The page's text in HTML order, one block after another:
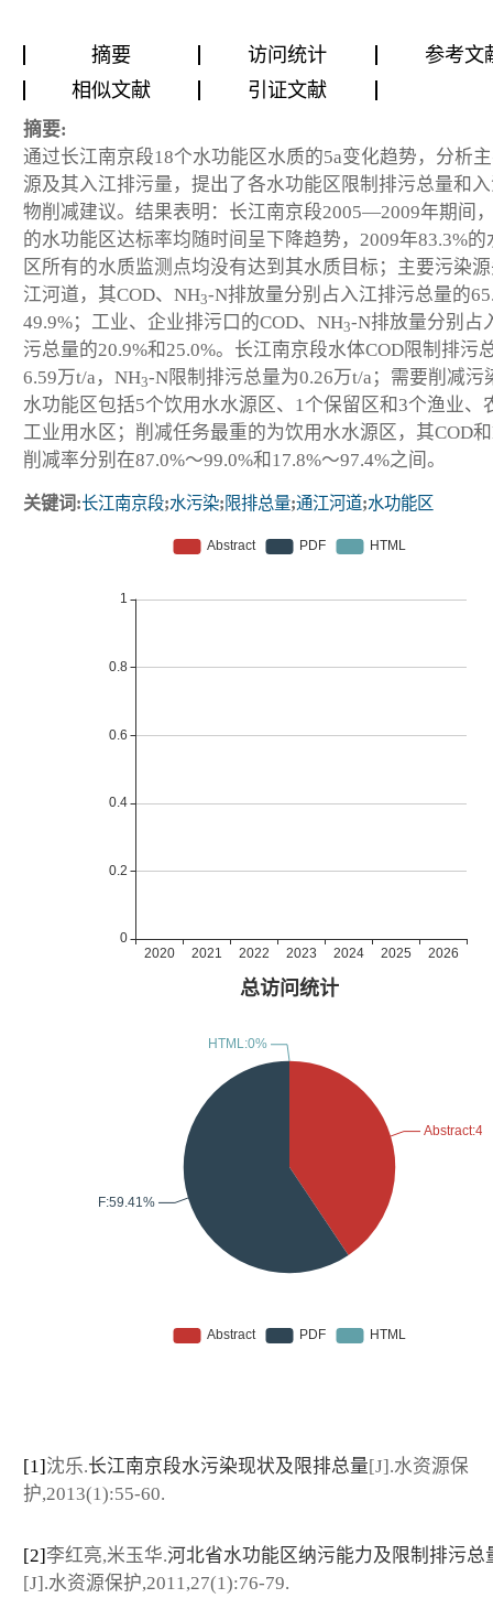
摘要 访问统计
参考文
相似文献
引证文献
摘要:
通过长江南京段18个水功能区水质的5a变化趋势，分析
源及其入江排污量，提出了各水功能区限制排污总量和
物削减建议。结果表明：长江南京段2005—2009年期间
的水功能区达标率均随时间呈下降趋势，2009年83.3%的
区所有的水质监测点均没有达到其水质目标；主要污染
江河道，其COD、NH3-N排放量分别占入江排污总量的
49.9%；工业、企业排污口的COD、NH3-N排放量分别占
污总量的20.9%和25.0%。长江南京段水体COD限制排污
6.59万t/a，NH3-N限制排污总量为0.26万t/a；需要削减污
水功能区包括5个饮用水水源区、1个保留区和3个渔业、
工业用水区；削减任务最重的为饮用水水源区，其COD
削减率分别在87.0%～99.0%和17.8%～97.4%之间。
关键词:长江南京段;水污染; 限排总量;通江河道;水功能区
[1]沈乐.长江南京段水污染现状及限排总量[J].水资源保
护,2013(1):55-60.
[2]李红亮,米玉华.河北省水功能区纳污能力及限制排污总
[J].水资源保护,2011,27(1):76-79.